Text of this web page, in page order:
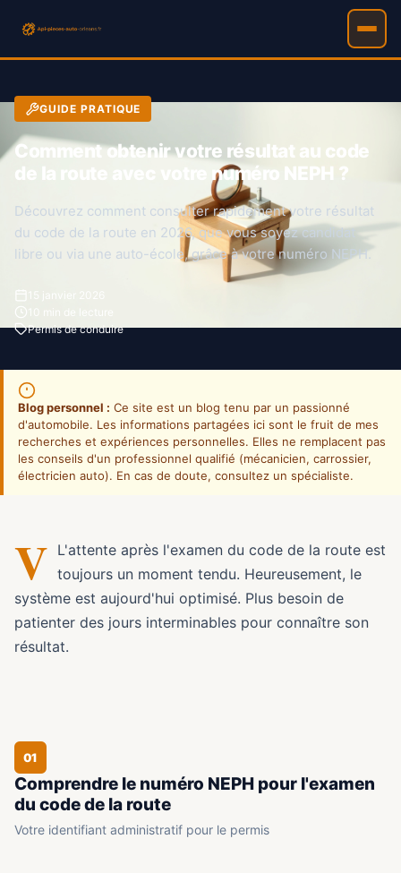
GUIDE PRATIQUE
Comment obtenir votre résultat au code
de la route avec votre numéro NEPH ?
Découvrez comment consulter rapidement votre résultat
du code de la route en 2026, que vous soyez candidat
libre ou via une auto-école, grâce à votre numéro NEPH.
15 janvier 2026
10 min de lecture
Permis de conduire
Blog personnel : Ce site est un blog tenu par un passionné
d'automobile. Les informations partagées ici sont le fruit de mes
recherches et expériences personnelles. Elles ne remplacent pas
les conseils d'un professionnel qualifié (mécanicien, carrossier,
électricien auto). En cas de doute, consultez un spécialiste.
V L'attente après l'examen du code de la route est
toujours un moment tendu. Heureusement, le
système est aujourd'hui optimisé. Plus besoin de
patienter des jours interminables pour connaître son
résultat.
01
Comprendre le numéro NEPH pour l'examen
du code de la route
Votre identifiant administratif pour le permis